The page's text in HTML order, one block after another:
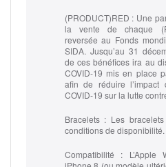
(PRODUCT)RED : Une
la vente de chaque
reversée au Fonds
SIDA. Jusqu’au 31
de ces bénéfices ira au
COVID‑19 mis en place
afin de réduire
COVID‑19 sur la lutte
Bracelets : Les
conditions de disponibilité.
Compatibilité : L’Apple